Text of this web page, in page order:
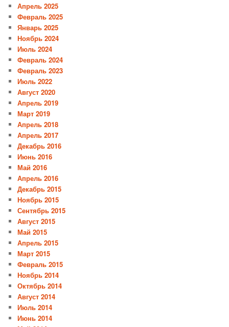
Апрель 2025
Февраль 2025
Январь 2025
Ноябрь 2024
Июль 2024
Февраль 2024
Февраль 2023
Июль 2022
Август 2020
Апрель 2019
Март 2019
Апрель 2018
Апрель 2017
Декабрь 2016
Июнь 2016
Май 2016
Апрель 2016
Декабрь 2015
Ноябрь 2015
Сентябрь 2015
Август 2015
Май 2015
Апрель 2015
Март 2015
Февраль 2015
Ноябрь 2014
Октябрь 2014
Август 2014
Июль 2014
Июнь 2014